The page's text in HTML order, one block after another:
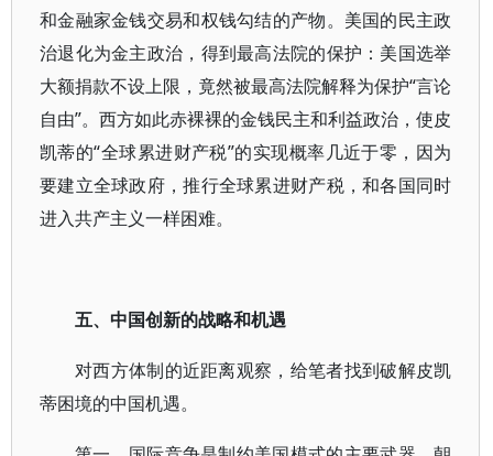
和金融家金钱交易和权钱勾结的产物。美国的民主政
治退化为金主政治，得到最高法院的保护：美国选举
大额捐款不设上限，竟然被最高法院解释为保护“言论
自由”。西方如此赤裸裸的金钱民主和利益政治，使皮
凯蒂的“全球累进财产税”的实现概率几近于零，因为
要建立全球政府，推行全球累进财产税，和各国同时
进入共产主义一样困难。
五、中国创新的战略和机遇
对西方体制的近距离观察，给笔者找到破解皮凯
蒂困境的中国机遇。